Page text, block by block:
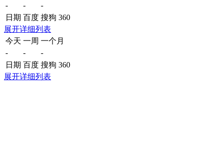
-
-
-
日期 百度 搜狗 360
展开详细列表
今天 一周 一个月
-
-
-
日期 百度 搜狗 360
展开详细列表